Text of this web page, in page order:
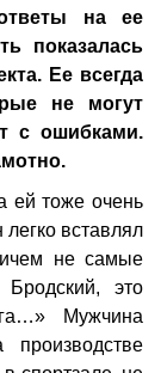
на ее
показалась
Ее всегда
не могут
с ошибками.
ей тоже очень
вставлял
не самые
это
Мужчина